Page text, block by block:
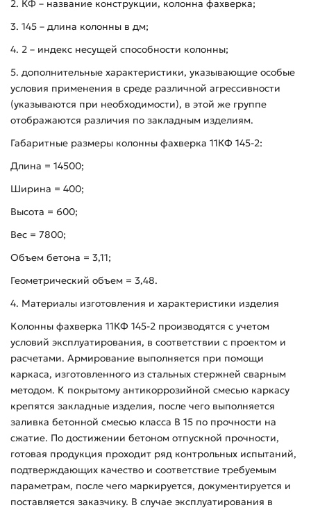
2. КФ – название конструкции, колонна фахверка;
3. 145 – длина колонны в дм;
4. 2 – индекс несущей способности колонны;
5. дополнительные характеристики, указывающие особые
условия применения в среде различной агрессивности
(указываются при необходимости), в этой же группе
отображаются различия по закладным изделиям.
Габаритные размеры колонны фахверка 11КФ 145-2:
Длина = 14500;
Ширина = 400;
Высота = 600;
Вес = 7800;
Объем бетона = 3,11;
Геометрический объем = 3,48.
4. Материалы изготовления и характеристики изделия
Колонны фахверка 11КФ 145-2 производятся с учетом
условий эксплуатирования, в соответствии с проектом и
расчетами. Армирование выполняется при помощи
каркаса, изготовленного из стальных стержней сварным
методом. К покрытому антикоррозийной смесью каркасу
крепятся закладные изделия, после чего выполняется
заливка бетонной смесью класса В 15 по прочности на
сжатие. По достижении бетоном отпускной прочности,
готовая продукция проходит ряд контрольных испытаний,
подтверждающих качество и соответствие требуемым
параметрам, после чего маркируется, документируется и
поставляется заказчику. В случае эксплуатирования в